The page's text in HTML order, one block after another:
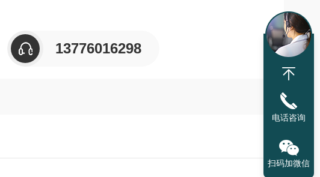
13776016298
电话咨询
扫码加微信